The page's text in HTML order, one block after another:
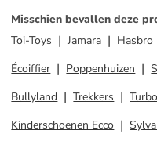
Misschien bevallen deze
Toi-Toys
Jamara Hasbro
Écoiffier
Poppenhuizen
Bullyland
Trekkers
Kinderschoenen Ecco